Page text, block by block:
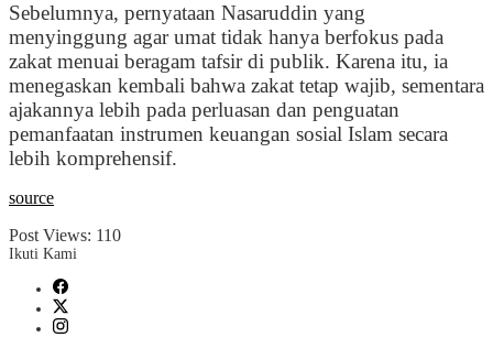
Sebelumnya, pernyataan Nasaruddin yang
menyinggung agar umat tidak hanya berfokus pada
zakat menuai beragam tafsir di publik. Karena itu, ia
menegaskan kembali bahwa zakat tetap wajib, sementara
ajakannya lebih pada perluasan dan penguatan
pemanfaatan instrumen keuangan sosial Islam secara
lebih komprehensif.
source
Post Views: 110
Ikuti Kami